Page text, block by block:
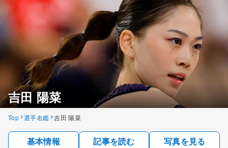
吉田 陽菜
Top 選手名鑑 吉田 陽菜
基本情報 記事を読む 写真を見る